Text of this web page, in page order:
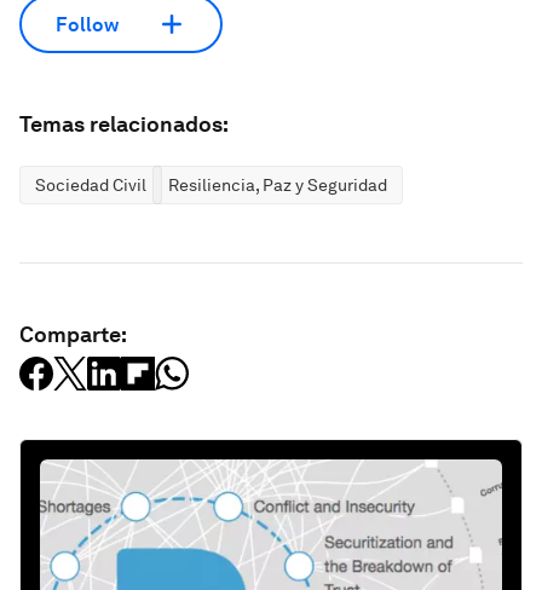
Follow
Temas relacionados:
Sociedad Civil Resiliencia, Paz y Seguridad
Comparte: